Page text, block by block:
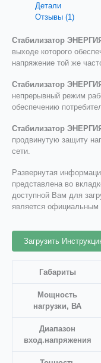
Детали
Отзывы (1)
Стабилизатор
выходе которого
напряжение той же
Стабилизатор
непрерывный режим
обеспечению
Стабилизатор
продвинутую защиту
сети.
Развернутая
представлена во
доступной Вам для
является официальным
Загрузить
Габариты
Мощность
нагрузки, ВА
Диапазон
вход.напряжения